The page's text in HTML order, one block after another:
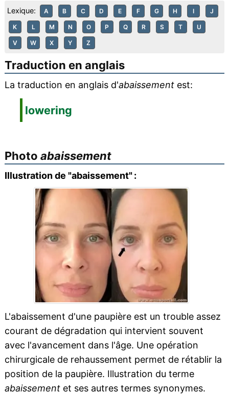
Lexique: A B C D E F G H I J
K L M N O P Q R S T U
V W X Y Z
Traduction en anglais
La traduction en anglais d'abaissementest:
lowering
Photo abaissement
Illustration de "abaissement" :
L'abaissement d'une paupière est un trouble assez
courant de dégradation qui intervient souvent
avec l'avancement dans l'âge. Une opération
chirurgicale de rehaussement permet de rétablir la
position de la paupière. Illustration du terme
abaissementet ses autres termes synonymes.